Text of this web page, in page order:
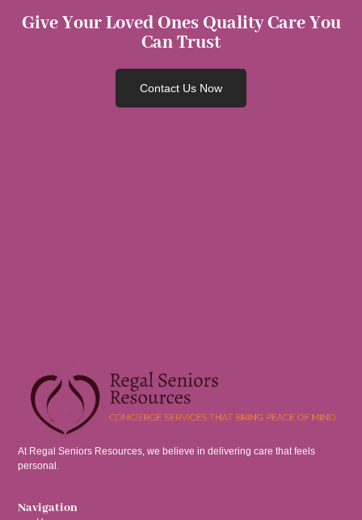
Give Your Loved Ones Quality Care You
Can Trust
Contact Us Now
At Regal Seniors Resources, we believe in delivering care that feels
personal.
Navigation